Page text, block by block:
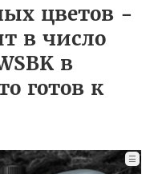
цветов -
в число
в
готов к
☰